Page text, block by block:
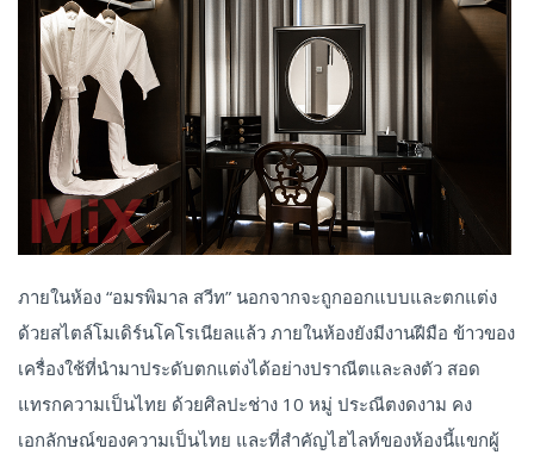
ภายในห้อง “อมรพิมาล สวีท” นอกจากจะถูกออกแบบและตกแต่ง
ด้วยสไตล์โมเดิร์นโคโรเนียลแล้ว ภายในห้องยังมีงานฝีมือ ข้าวของ
เครื่องใช้ที่นำมาประดับตกแต่งได้อย่างปราณีตและลงตัว สอด
แทรกความเป็นไทย ด้วยศิลปะช่าง 10 หมู่ ประณีตงดงาม คง
เอกลักษณ์ของความเป็นไทย และที่สำคัญไฮไลท์ของห้องนี้แขกผู้